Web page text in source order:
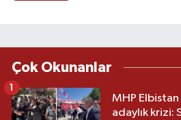
Çok Okunanlar
MHP
adaylık krizi:
1